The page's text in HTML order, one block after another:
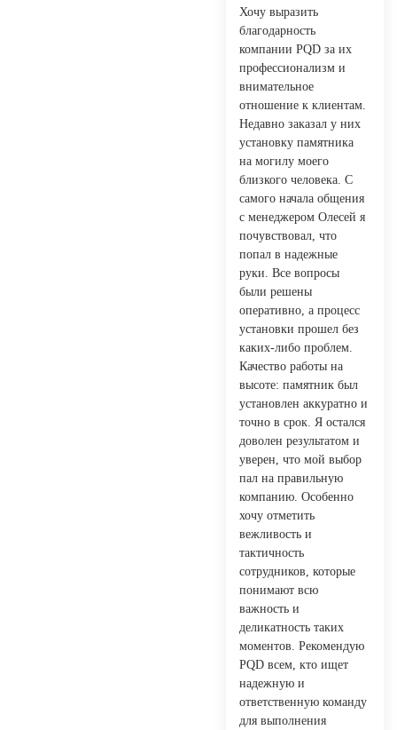
Хочу выразить
благодарность
компании PQD за их
профессионализм и
внимательное
отношение к клиентам.
Недавно заказал у них
установку памятника
на могилу моего
близкого человека. С
самого начала общения
с менеджером Олесей я
почувствовал, что
попал в надежные
руки. Все вопросы
были решены
оперативно, а процесс
установки прошел без
каких-либо проблем.
Качество работы на
высоте: памятник был
установлен аккуратно и
точно в срок. Я остался
доволен результатом и
уверен, что мой выбор
пал на правильную
компанию. Особенно
хочу отметить
вежливость и
тактичность
сотрудников, которые
понимают всю
важность и
деликатность таких
моментов. Рекомендую
PQD всем, кто ищет
надежную и
ответственную команду
для выполнения